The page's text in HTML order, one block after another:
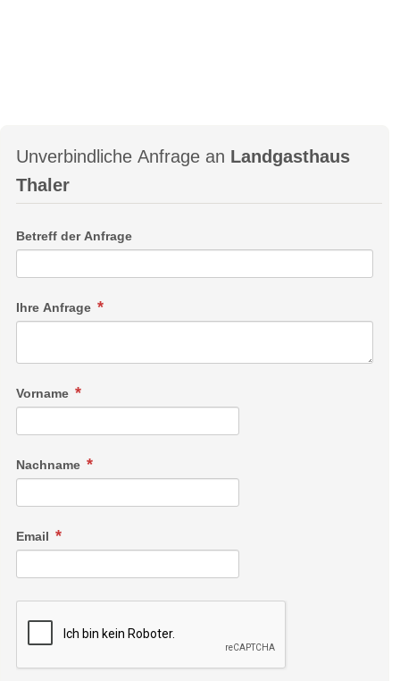
Unverbindliche Anfrage an Landgasthaus
Thaler
Betreff der Anfrage
Ihre Anfrage
Vorname
Nachname
Email